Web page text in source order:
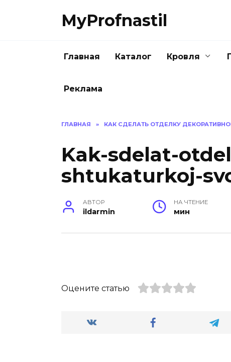
MyProfnastil
Главная Каталог Кровля
Реклама
ГЛАВНАЯ » КАК СДЕЛАТЬ ОТДЕЛКУ
Kak-sdelat-
shtukaturkoj-
АВТОР
ildarmin
НА ЧТЕНИЕ
мин
Оцените статью